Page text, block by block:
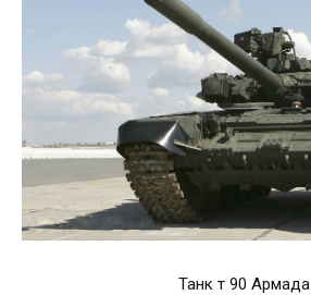
Танк т 90 Армада